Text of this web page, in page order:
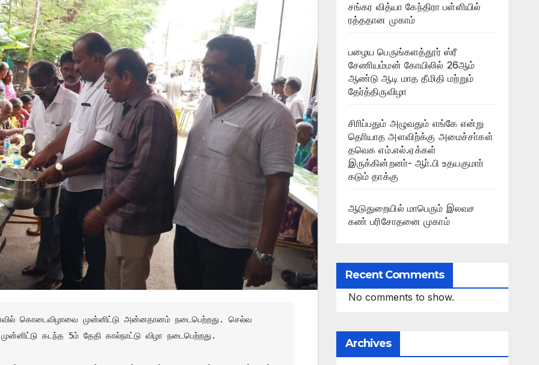
கடந்த 5ம் தேதி கால்நாட்டு விழா நடைபெற்றது.
சங்கர வித்யா கேந்திரா பள்ளியில்
ரத்ததான முகாம்
பழைய பெருங்களத்தூர் ஸ்ரீ
சேணியம்மன் கோயிலில் 26ஆம்
ஆண்டு ஆடி மாத தீமிதி மற்றும்
தேர்த்திருவிழா
சிாிப்பதும் அழுவதும் எங்கே என்று
தொியாத அளவிற்க்கு அமைச்சா்கள்
தவெக எம்.எல்.ஏக்கள்
இருக்கின்றனா்- ஆா்.பி உதயகுமாா்
கடும் தாக்கு
ஆடுதுறையில் மாபெரும் இலவச
கண் பரிசோதனை முகாம்
Recent Comments
No comments to show.
Archives